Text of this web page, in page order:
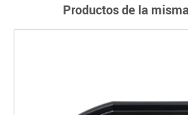
Productos de la